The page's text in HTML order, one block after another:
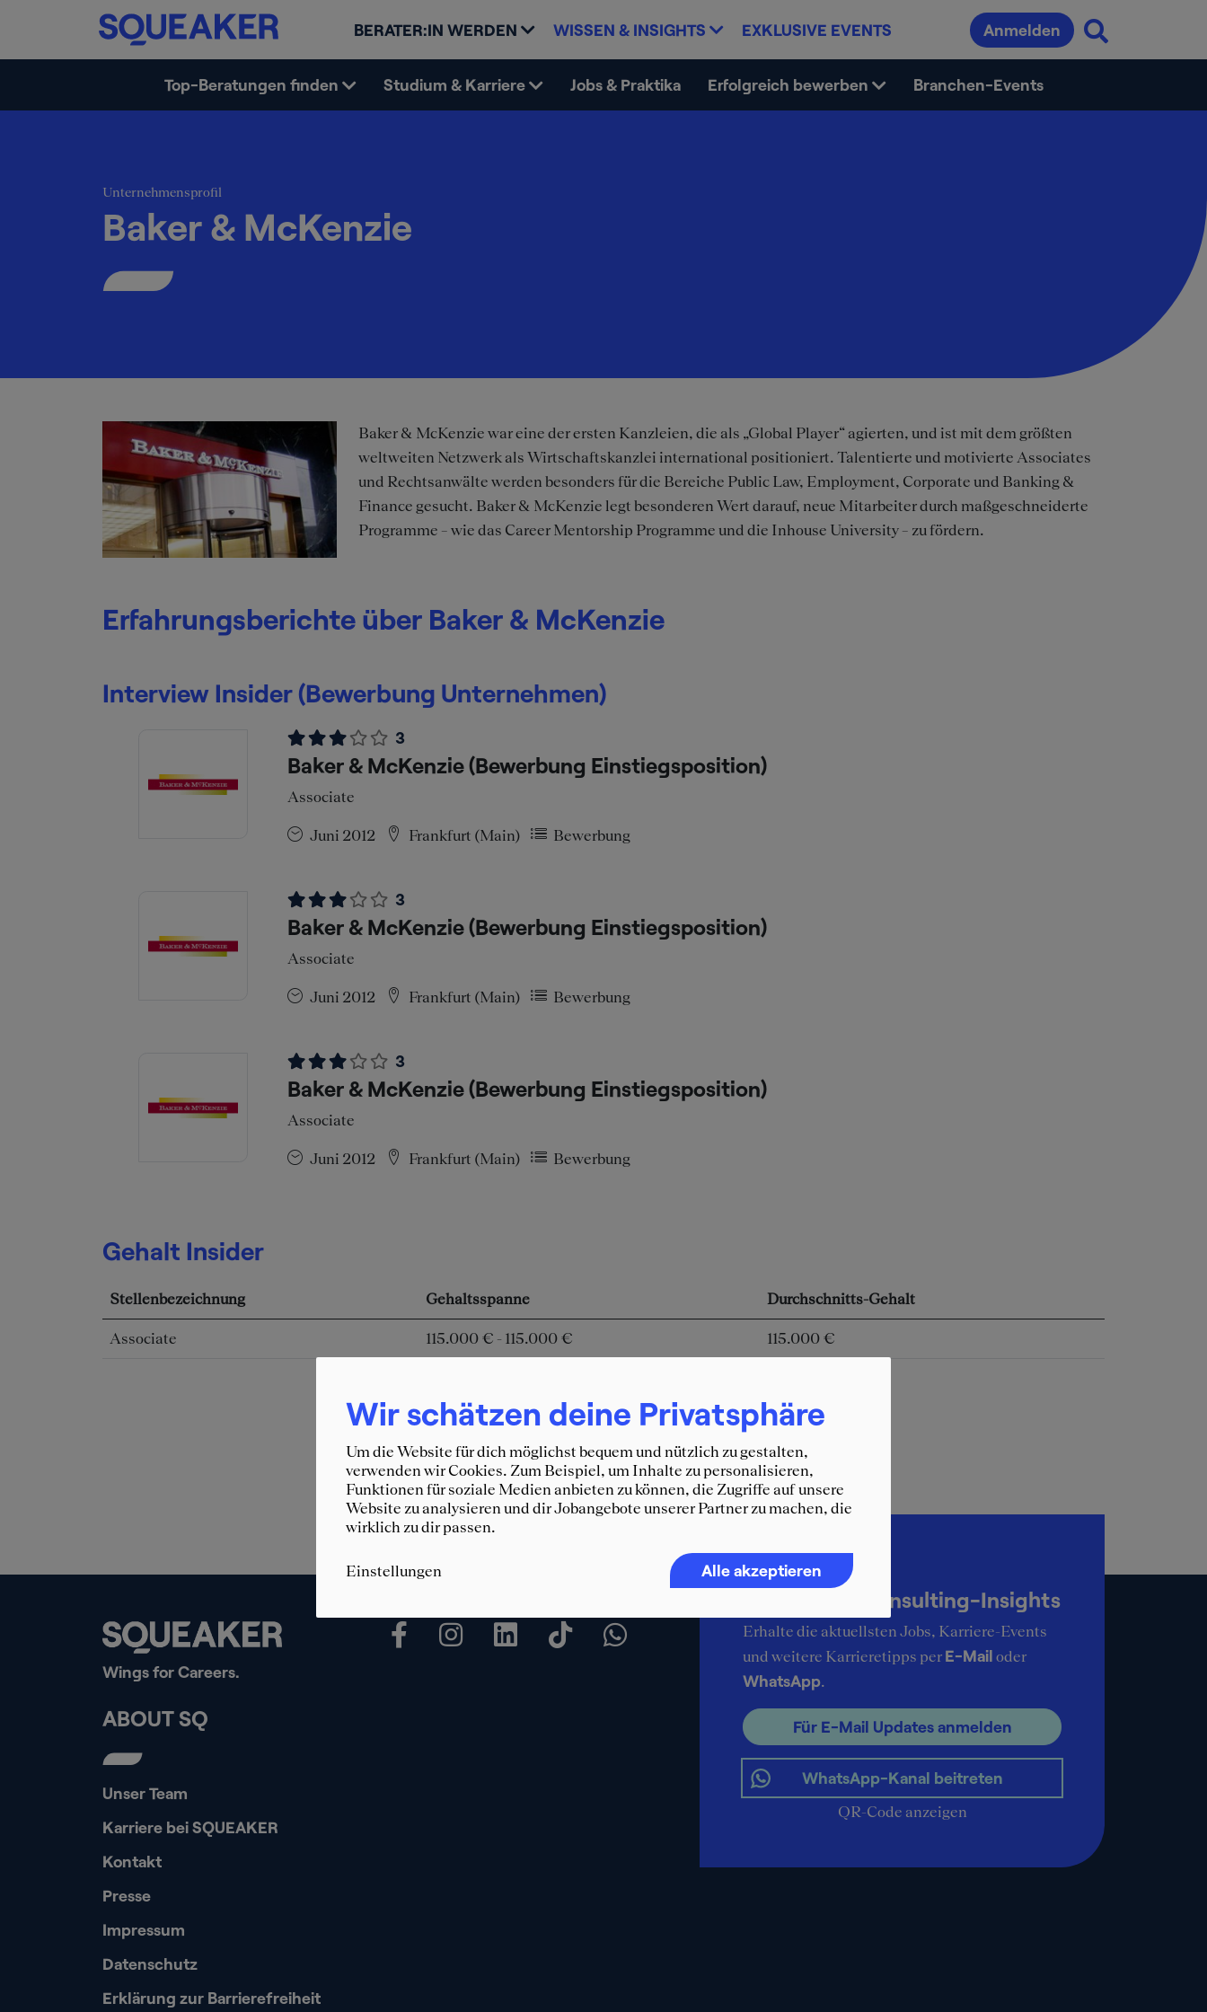
BERATER:IN WERDEN WISSEN & INSIGHTS EXKLUSIVE EVENTS Anmelden
Top-Beratungen finden Studium & Karriere Jobs & Praktika Erfolgreich bewerben Branchen-Events
Unternehmensprofil
Baker & McKenzie
Baker & McKenzie war eine der ersten Kanzleien, die als „Global Player“ agierten, und ist mit dem größten
weltweiten Netzwerk als Wirtschaftskanzlei international positioniert. Talentierte und motivierte Associates
und Rechtsanwälte werden besonders für die Bereiche Public Law, Employment, Corporate und Banking &
Finance gesucht. Baker & McKenzie legt besonderen Wert darauf, neue Mitarbeiter durch maßgeschneiderte
Programme – wie das Career Mentorship Programme und die Inhouse University – zu fördern.
Erfahrungsberichte über Baker & McKenzie
Interview Insider (Bewerbung Unternehmen)
3
Baker & McKenzie (Bewerbung Einstiegsposition)
Associate
Juni 2012 Frankfurt (Main) Bewerbung
3
Baker & McKenzie (Bewerbung Einstiegsposition)
Associate
Juni 2012 Frankfurt (Main) Bewerbung
3
Baker & McKenzie (Bewerbung Einstiegsposition)
Associate
Juni 2012 Frankfurt (Main) Bewerbung
Gehalt Insider
Stellenbezeichnung Gehaltsspanne Durchschnitts-Gehalt
Associate 115.000 € - 115.000 € 115.000 €
Wings for Careers.
Immer up-to-date
SQUEAKER Consulting-Insights
Erhalte die aktuellsten Jobs, Karriere-Events
und weitere Karrieretipps per E-Mail oder
WhatsApp.
Für E-Mail Updates anmelden
WhatsApp-Kanal beitreten
QR-Code anzeigen
ABOUT SQ
Unser Team
Karriere bei SQUEAKER
Kontakt
Presse
Impressum
Datenschutz
Erklärung zur Barrierefreiheit
Wir schätzen deine Privatsphäre
Um die Website für dich möglichst bequem und nützlich zu gestalten,
verwenden wir Cookies. Zum Beispiel, um Inhalte zu personalisieren,
Funktionen für soziale Medien anbieten zu können, die Zugriffe auf unsere
Website zu analysieren und dir Jobangebote unserer Partner zu machen, die
wirklich zu dir passen.
Einstellungen Alle akzeptieren